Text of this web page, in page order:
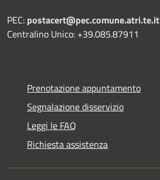
PEC: postacert@pec.comune.atri.te.it
Centralino Unico: +39.085.87911
Prenotazione appuntamento
Segnalazione disservizio
Leggi le FAQ
Richiesta assistenza